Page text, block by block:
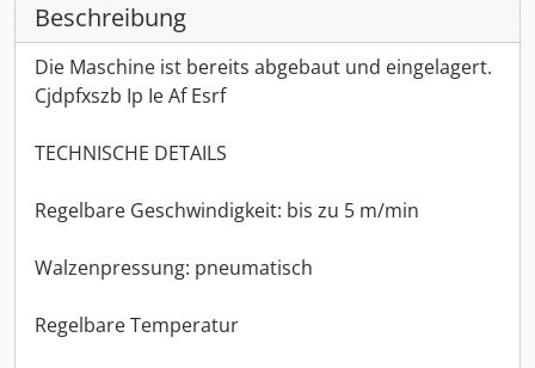
Beschreibung
Die Maschine ist bereits abgebaut und eingelagert.
Cjdpfxszb Ip Ie Af Esrf
TECHNISCHE DETAILS
Regelbare Geschwindigkeit: bis zu 5 m/min
Walzenpressung: pneumatisch
Regelbare Temperatur